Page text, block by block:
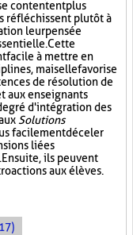
contentent plus
réfléchissent plutôt à
leur pensée
Cette
facile à mettre en
mais elle favorise
de résolution de
aux enseignants
d'intégration des
Solutions
facilement déceler
liées
ils peuvent
aux élèves.